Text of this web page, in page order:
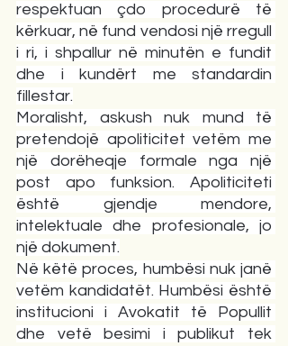
respektuan çdo procedurë të
kërkuar, në fund vendosi një rregull
i ri, i shpallur në minutën e fundit
dhe i kundërt me standardin
fillestar.
Moralisht, askush nuk mund të
pretendojë apoliticitet vetëm me
një dorëheqje formale nga një
post apo funksion. Apoliticiteti
është gjendje mendore,
intelektuale dhe profesionale, jo
një dokument.
Në këtë proces, humbësi nuk janë
vetëm kandidatët. Humbësi është
institucioni i Avokatit të Popullit
dhe vetë besimi i publikut tek